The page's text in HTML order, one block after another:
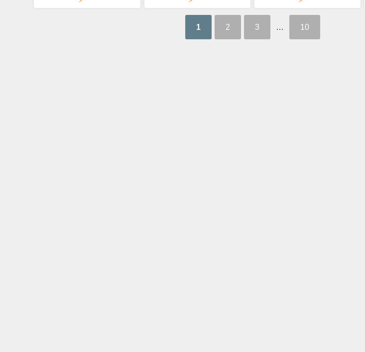
1 2 3 10